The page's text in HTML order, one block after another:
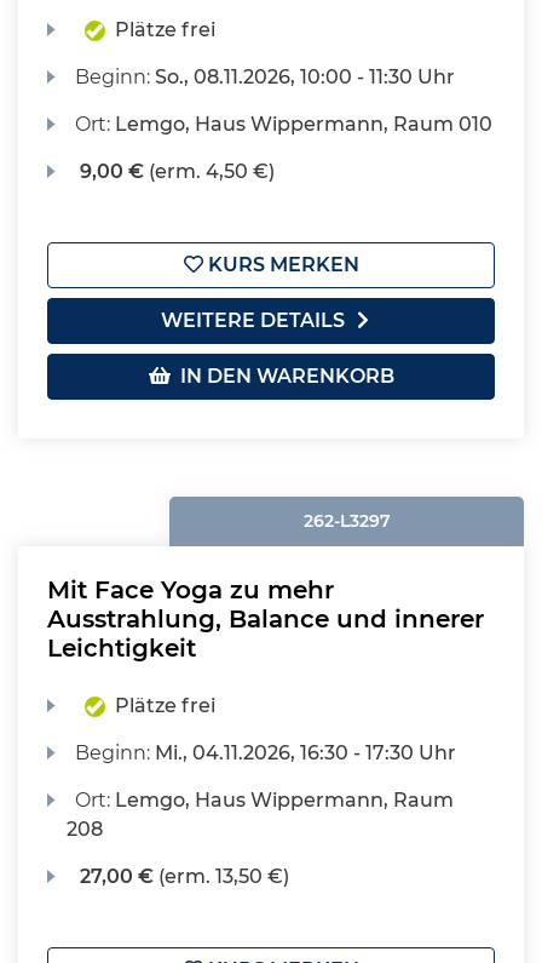
Plätze frei
Beginn:So., 08.11.2026, 10:00 - 11:30 Uhr
Ort: Lemgo, Haus Wippermann, Raum 010
9,00 € (erm. 4,50 €)
KURS MERKEN
WEITERE DETAILS
IN DEN WARENKORB
262-L3297
Mit Face Yoga zu mehr
Ausstrahlung, Balance und innerer
Leichtigkeit
Plätze frei
Beginn: Mi., 04.11.2026, 16:30 - 17:30 Uhr
Ort: Lemgo, Haus Wippermann, Raum
208
27,00 € (erm. 13,50 €)